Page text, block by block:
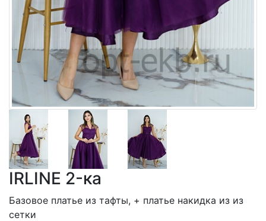
IRLINE 2-ка
Базовое платье из тафты, + платье накидка из из
сетки